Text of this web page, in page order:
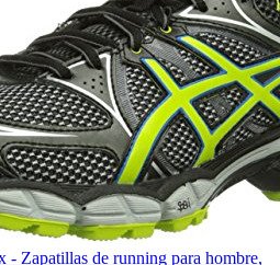
- Zapatillas de running para hombre,